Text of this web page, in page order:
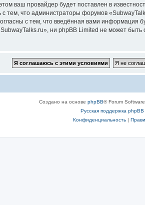
ваш провайдер будет поставлен в
тем, что администраторы форумов
с тем, что введённая вами
ни phpBB Limited не может быть
Создано на основе phpBB® Forum
Русская поддержка phpBB
Конфиденциальность|